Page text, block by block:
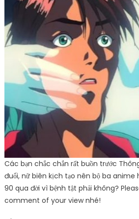
Các bạn chắc chắn rất buồn trước
đuổi, nữ biên kịch tạo nên bộ ba anime
90 qua đời vì bệnh tật phải không?
comment of your view nhé!